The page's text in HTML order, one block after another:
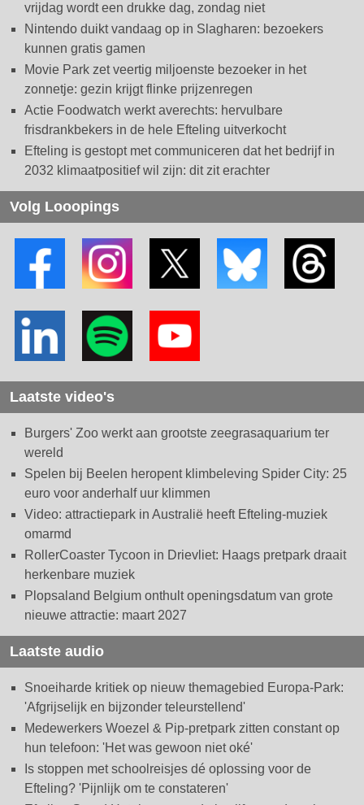
vrijdag wordt een drukke dag, zondag niet
Nintendo duikt vandaag op in Slagharen: bezoekers
kunnen gratis gamen
Movie Park zet veertig miljoenste bezoeker in het
zonnetje: gezin krijgt flinke prijzenregen
Actie Foodwatch werkt averechts: hervulbare
frisdrankbekers in de hele Efteling uitverkocht
Efteling is gestopt met communiceren dat het bedrijf in
2032 klimaatpositief wil zijn: dit zit erachter
Volg Looopings
Laatste video's
Burgers' Zoo werkt aan grootste zeegrasaquarium ter
wereld
Spelen bij Beelen heropent klimbeleving Spider City: 25
euro voor anderhalf uur klimmen
Video: attractiepark in Australië heeft Efteling-muziek
omarmd
RollerCoaster Tycoon in Drievliet: Haags pretpark draait
herkenbare muziek
Plopsaland Belgium onthult openingsdatum van grote
nieuwe attractie: maart 2027
Laatste audio
Snoeiharde kritiek op nieuw themagebied Europa-Park:
'Afgrijselijk en bijzonder teleurstellend'
Medewerkers Woezel & Pip-pretpark zitten constant op
hun telefoon: 'Het was gewoon niet oké'
Is stoppen met schoolreisjes dé oplossing voor de
Efteling? 'Pijnlijk om te constateren'